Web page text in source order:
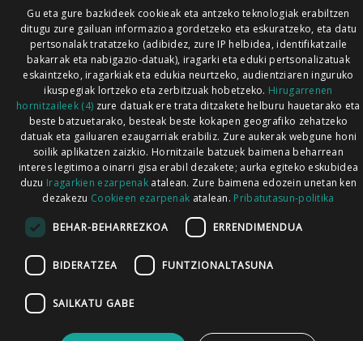
Gu eta gure bazkideek cookieak eta antzeko teknologiak erabiltzen
ditugu zure gailuan informazioa gordetzeko eta eskuratzeko, eta datu
pertsonalak tratatzeko (adibidez, zure IP helbidea, identifikatzaile
bakarrak eta nabigazio-datuak), iragarki eta eduki pertsonalizatuak
eskaintzeko, iragarkiak eta edukia neurtzeko, audientziaren inguruko
ikuspegiak lortzeko eta zerbitzuak hobetzeko. Hirugarrenen
hornitzaileek (4) zure datuak ere trata ditzakete helburu hauetarako eta
beste batzuetarako, besteak beste kokapen geografiko zehatzeko
datuak eta gailuaren ezaugarriak erabiliz. Zure aukerak webgune honi
soilik aplikatzen zaizkio. Hornitzaile batzuek baimena beharrean
interes legitimoa oinarri gisa erabil dezakete; aurka egiteko eskubidea
duzu Iragarkien ezarpenak atalean. Zure baimena edozein unetan ken
dezakezu Cookieen ezarpenak atalean. Pribatutasun-politika
BEHAR-BEHARREZKOA ERRENDIMENDUA
BIDERATZEA FUNTZIONALTASUNA
SAILKATU GABE